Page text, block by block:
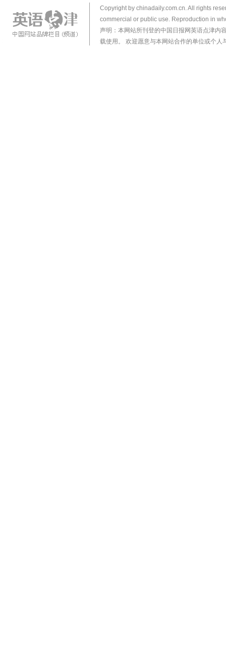
Copyright by chinadaily.com.cn. All rights
commercial or public use. Reproduction in
声明：本网站所刊登的中国日报网英语点津内
载使用。 欢迎愿意与本网站合作的单位或个人